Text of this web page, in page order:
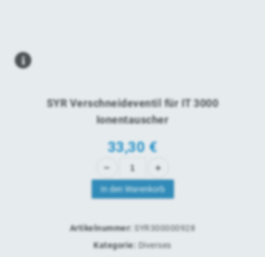
SYR Verschneideventil für IT 3000
Ionentauscher
33,30€
In den Warenkorb
Artikelnummer:
SYR300000928
Kategorie:
Diverses